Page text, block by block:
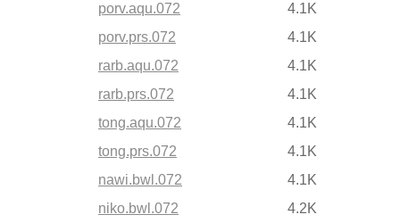
porv.aqu.072
4.1K
porv.prs.072
4.1K
rarb.aqu.072
4.1K
rarb.prs.072
4.1K
tong.aqu.072
4.1K
tong.prs.072
4.1K
nawi.bwl.072
4.1K
niko.bwl.072
4.2K